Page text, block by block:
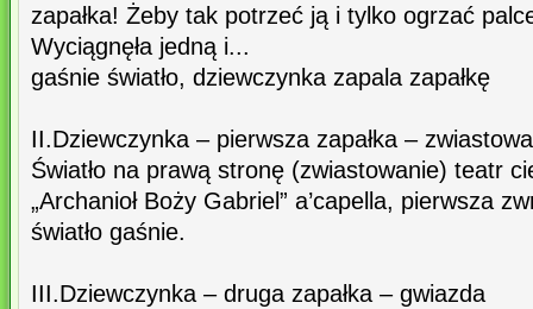
zapałka! Żeby tak potrzeć ją i tylko ogrzać
Wyciągnęła jedną i...
gaśnie światło, dziewczynka zapala zapałkę
II.Dziewczynka – pierwsza zapałka –
Światło na prawą stronę (zwiastowanie) teatr
„Archanioł Boży Gabriel” a’capella, pierwsza
światło gaśnie.
III.Dziewczynka – druga zapałka – gwiazda